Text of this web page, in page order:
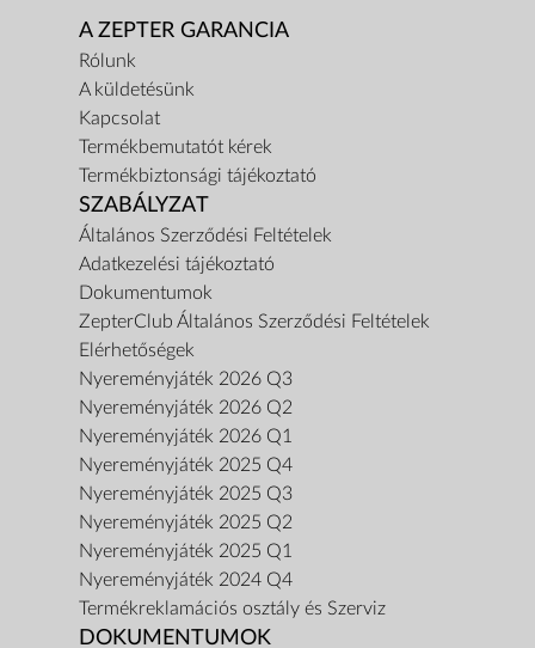
A ZEPTER GARANCIA
Rólunk
A küldetésünk
Kapcsolat
Termékbemutatót kérek
Termékbiztonsági tájékoztató
SZABÁLYZAT
Általános Szerződési Feltételek
Adatkezelési tájékoztató
Dokumentumok
ZepterClub Általános Szerződési Feltételek
Elérhetőségek
Nyereményjáték 2026 Q3
Nyereményjáték 2026 Q2
Nyereményjáték 2026 Q1
Nyereményjáték 2025 Q4
Nyereményjáték 2025 Q3
Nyereményjáték 2025 Q2
Nyereményjáték 2025 Q1
Nyereményjáték 2024 Q4
Termékreklamációs osztály és Szerviz
DOKUMENTUMOK